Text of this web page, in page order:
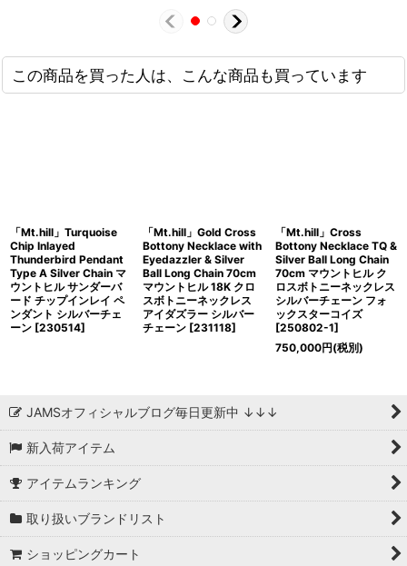
この商品を買った人は、こんな商品も買っています
「Mt.hill」Turquoise
Chip Inlayed
Thunderbird Pendant
Type A Silver Chain マ
ウントヒル サンダーバ
ード チップインレイ ペ
ンダント シルバーチェ
ーン [230514]
「Mt.hill」Gold Cross
Bottony Necklace with
Eyedazzler & Silver
Ball Long Chain 70cm
マウントヒル 18K クロ
スボトニーネックレス
アイダズラー シルバー
チェーン [231118]
「Mt.hill」Cross
Bottony Necklace TQ &
Silver Ball Long Chain
70cm マウントヒル ク
ロスボトニーネックレス
シルバーチェーン フォ
ックスターコイズ
[250802-1]
750,000円(税別)
JAMSオフィシャルブログ毎日更新中 ↓↓↓
新入荷アイテム
アイテムランキング
取り扱いブランドリスト
ショッピングカート